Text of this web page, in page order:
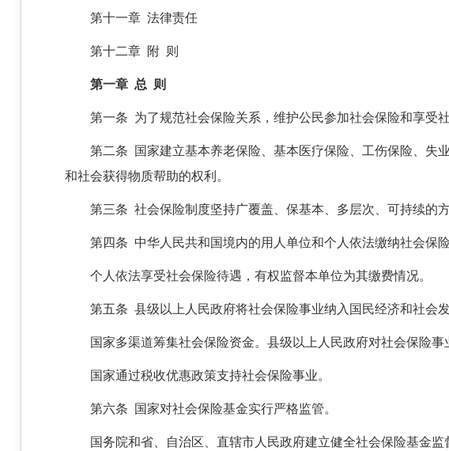
第十一章 法律责任
第十二章 附 则
第一章 总 则
第一条 为了规范社会保险关系，维护公民参加社会保险和享受
第二条 国家建立基本养老保险、基本医疗保险、工伤保险、失
和社会获得物质帮助的权利。
第三条 社会保险制度坚持广覆盖、保基本、多层次、可持续的
第四条 中华人民共和国境内的用人单位和个人依法缴纳社会保
个人依法享受社会保险待遇，有权监督本单位为其缴费情况。
第五条 县级以上人民政府将社会保险事业纳入国民经济和社会发
国家多渠道筹集社会保险资金。县级以上人民政府对社会保险事
国家通过税收优惠政策支持社会保险事业。
第六条 国家对社会保险基金实行严格监管。
国务院和省、自治区、直辖市人民政府建立健全社会保险基金